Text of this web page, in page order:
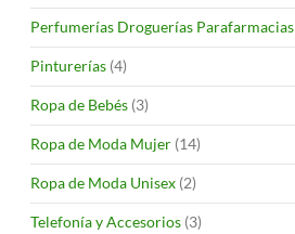
Perfumerías Droguerías Parafarmacias
Pinturerías (4)
Ropa de Bebés (3)
Ropa de Moda Mujer (14)
Ropa de Moda Unisex (2)
Telefonía y Accesorios (3)